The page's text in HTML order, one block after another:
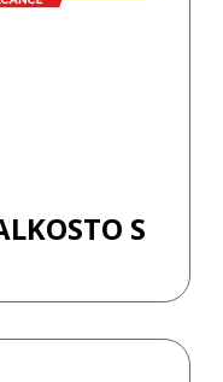
S